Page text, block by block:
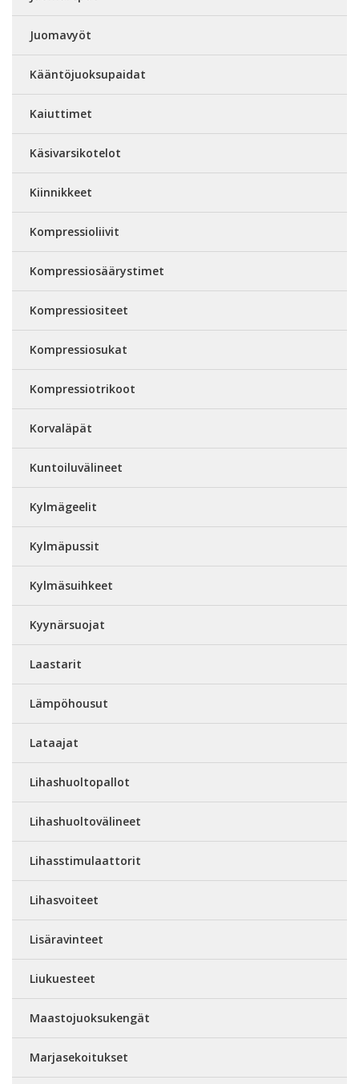
Juomavyöt
Kääntöjuoksupaidat
Kaiuttimet
Käsivarsikotelot
Kiinnikkeet
Kompressioliivit
Kompressiosäärystimet
Kompressiositeet
Kompressiosukat
Kompressiotrikoot
Korvaläpät
Kuntoiluvälineet
Kylmägeelit
Kylmäpussit
Kylmäsuihkeet
Kyynärsuojat
Laastarit
Lämpöhousut
Lataajat
Lihashuoltopallot
Lihashuoltovälineet
Lihasstimulaattorit
Lihasvoiteet
Lisäravinteet
Liukuesteet
Maastojuoksukengät
Marjasekoitukset